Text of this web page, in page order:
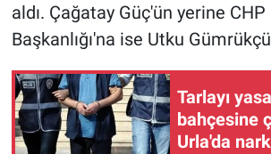
aldı. Çağatay Güç'ün yerine
Başkanlığı'na ise Utku
Tarlayı
bahçesine
Urla'da